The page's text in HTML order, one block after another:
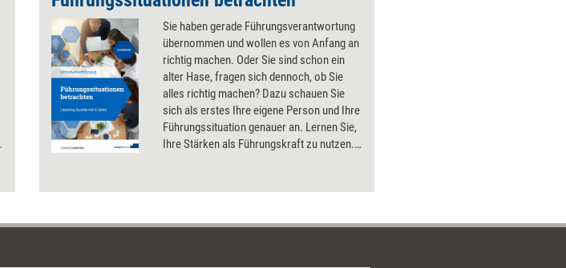
Sie haben gerade Führungsverantwortung
übernommen und wollen es von Anfang an
richtig machen. Oder Sie sind schon ein
alter Hase, fragen sich dennoch, ob Sie
alles richtig machen? Dazu schauen Sie
sich als erstes Ihre eigene Person und Ihre
Führungssituation genauer an. Lernen Sie,
Ihre Stärken als Führungskraft zu nutzen.
Teammitglieder dabei, diesen